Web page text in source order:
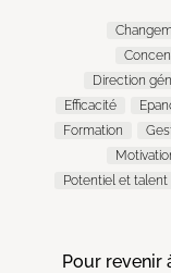
Direction
Efficacité
Formation
Potentiel et talent
Pour revenir